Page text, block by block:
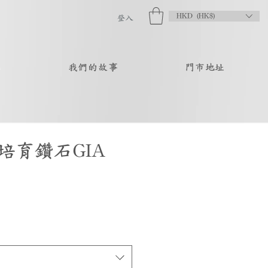
登入 HKD (HK$)
我們的故事 門市地址
育鑽石GIA